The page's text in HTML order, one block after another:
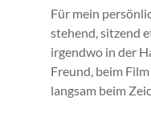
Für mein
stehend, sitzend
irgendwo in der
Freund, beim
langsam beim